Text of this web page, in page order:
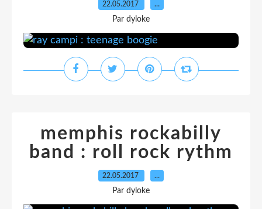
22.05.2017 …
Par dyloke
memphis rockabilly
band : roll rock rythm
22.05.2017 …
Par dyloke